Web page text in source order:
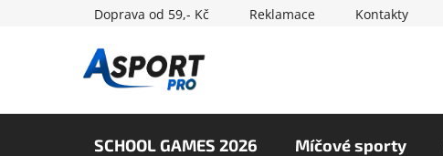
Doprava od 59,- Kč Reklamace Kontakty
SCHOOL GAMES 2026 Míčové sporty